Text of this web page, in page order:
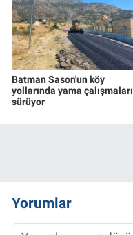
Batman Sason'un köy
yollarında yama çalışmaları
sürüyor
Yorumlar